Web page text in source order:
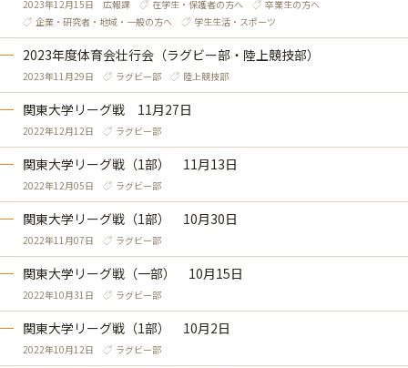
2023年12月15日 広報課 在学生・保護者の方へ
卒業生の方へ
企業・研究者・地域・一般の方へ
学生生活・スポーツ
2023年度体育会壮行会（ラグビー部・陸上競技部）
2023年11月29日 ラグビー部 陸上競技部
関東大学リーグ戦 11月27日
2022年12月12日 ラグビー部
関東大学リーグ戦（1部） 11月13日
2022年12月05日 ラグビー部
関東大学リーグ戦（1部） 10月30日
2022年11月07日 ラグビー部
関東大学リーグ戦（一部） 10月15日
2022年10月31日 ラグビー部
関東大学リーグ戦（1部） 10月2日
2022年10月12日 ラグビー部